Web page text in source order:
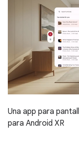
Una app para
para Android XR